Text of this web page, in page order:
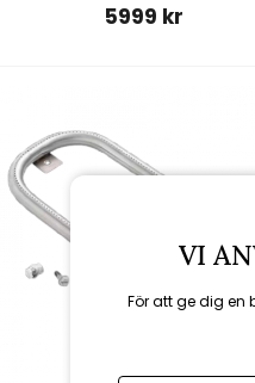
5999 kr
VI
För att ge dig en